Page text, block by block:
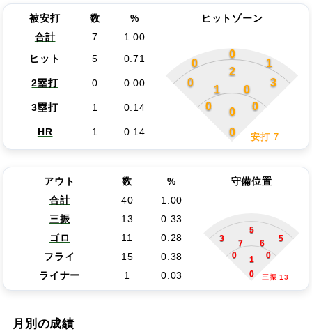
被安打 数 %
ヒットゾーン
合計
7 1.00
ヒット 5 0.71 0
0
1
0
2
3
1
0
0
0
0
0 安打 7
2塁打 0 0.00
3塁打 1 0.14
HR 1 0.14
アウト 数 %
守備位置
合計
40
1.00
三振
13 0.33
3
5
5
7
6
0
0
1
0 三振 13
ゴロ 11
0.28
フライ
15
0.38
ライナー
1 0.03
月別の成績